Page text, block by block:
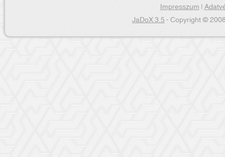
Impresszum|
JaDoX 3.5- Copyright ©